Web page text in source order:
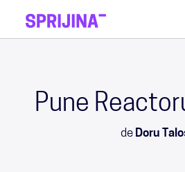
Pune
de Doru